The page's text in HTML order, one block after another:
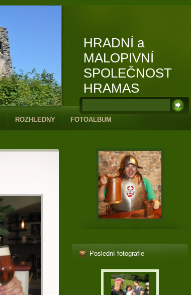
HRADNÍ a
MALOPIVNÍ
SPOLEČNOST
HRAMAS
ROZHLEDNY FOTOALBUM
Poslední fotografie